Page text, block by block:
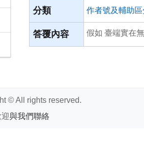
分類 作者號及輔助區
答覆內容 假如 臺端實在
© All rights reserved.
與我們聯絡